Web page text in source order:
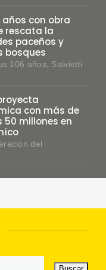
años con obra
rescata la
paceños y
bosques
106 años, Salvietti
con más de
50 millones en
del